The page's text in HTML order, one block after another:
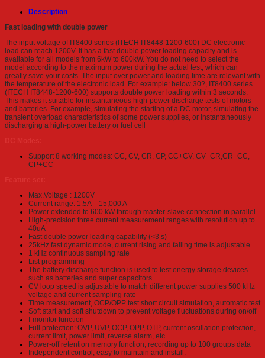
Description
Fast loading with double power
The input voltage of IT8400 series (ITECH IT8448-1200-600) DC electronic
load can reach 1200V. It has a fast double power loading capacity and is
available for all models from 6kW to 600kW. You do not need to select the
model according to the maximum power during the actual test, which can
greatly save your costs. The input over power and loading time are relevant with
the temperature of the electronic load. For example: below 30?, IT8400 series
(ITECH IT8448-1200-600) supports double power loading within 3 seconds.
This makes it suitable for instantaneous high-power discharge tests of motors
and batteries. For example, simulating the starting of a DC motor, simulating the
transient overload characteristics of some power supplies, or instantaneously
discharging a high-power battery or fuel cell
Support 8 working modes: CC, CV, CR, CP, CC+CV, CV+CR,CR+CC,
CP+CC
Max.Voltage : 1200V
Current range: 1.5A – 15,000 A
Power extended to 600 kW through master-slave connection in parallel
High-precision three current measurement ranges with resolution up to
40uA
Fast double power loading capability (<3 s)
25kHz fast dynamic mode, current rising and falling time is adjustable
1 kHz continuous sampling rate
List programming
The battery discharge function is used to test energy storage devices
such as batteries and super capacitors
CV loop speed is adjustable to match different power supplies 500 kHz
voltage and current sampling rate
Time measurement, OCP/OPP test short circuit simulation, automatic test
Soft start and soft shutdown to prevent voltage fluctuations during on/off
I-monitor function
Full protection: OVP, UVP, OCP, OPP, OTP, current oscillation protection,
current limit, power limit, reverse alarm, etc.
Power-off retention memory function, recording up to 100 groups data
Independent control, easy to maintain and install.